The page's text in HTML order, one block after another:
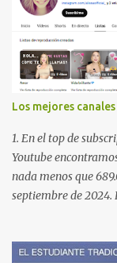
Los mejores
1. En el top de
Youtube
nada menos que
septiembre de 2024.
de Anastasia G .